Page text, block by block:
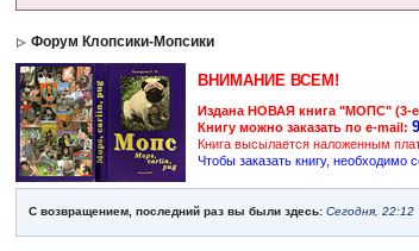
Форум Клопсики-Мопсики
ВНИМАНИЕ ВСЕМ!
Издана НОВАЯ книга "МОПС" (3-е
Книгу можно заказать по e-mail:
Книга высылается наложенным
Чтобы заказать книгу, необходимо
С возвращением, последний раз вы были здесь:Сегодня, 22:12